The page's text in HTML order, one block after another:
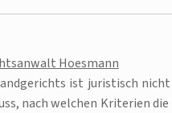
Hoesmann
ist juristisch
nach welchen Kriterien